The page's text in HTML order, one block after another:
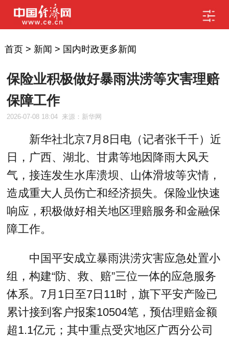
首页> 新闻 > 国内时政更多新闻
保险业积极做好暴雨洪涝等灾害理赔
保障工作
2026-07-08 18:04 来源：新华网
新华社北京7月8日电（记者张千千）近
日，广西、湖北、甘肃等地因降雨大风天
气，接连发生水库溃坝、山体滑坡等灾情，
造成重大人员伤亡和经济损失。保险业快速
响应，积极做好相关地区理赔服务和金融保
障工作。
中国平安成立暴雨洪涝灾害应急处置小
组，构建“防、救、赔”三位一体的应急服务
体系。7月1日至7日11时，旗下平安产险已
累计接到客户报案10504笔，预估理赔金额
超1.1亿元；其中重点受灾地区广西分公司